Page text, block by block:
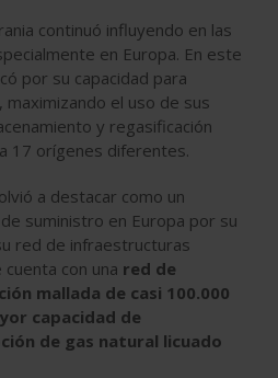
continuó influyendo en las
en Europa. En este
por su capacidad para
el uso de sus
y regasificación
17 orígenes diferentes.
a destacar como un
suministro en Europa por su
red de infraestructuras
con una red de
mallada de casi 100.000
capacidad de
de gas natural licuado